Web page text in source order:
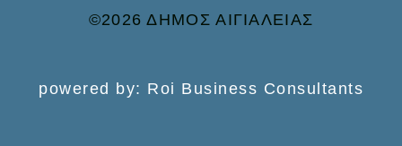
©2026 ΔΗΜΟΣ ΑΙΓΙΑΛΕΙΑΣ
powered by: Roi Business Consultants